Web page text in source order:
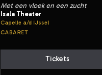
Met een vloek en een zucht
Isala Theater
Capelle a/d IJssel
CABARET
Tickets